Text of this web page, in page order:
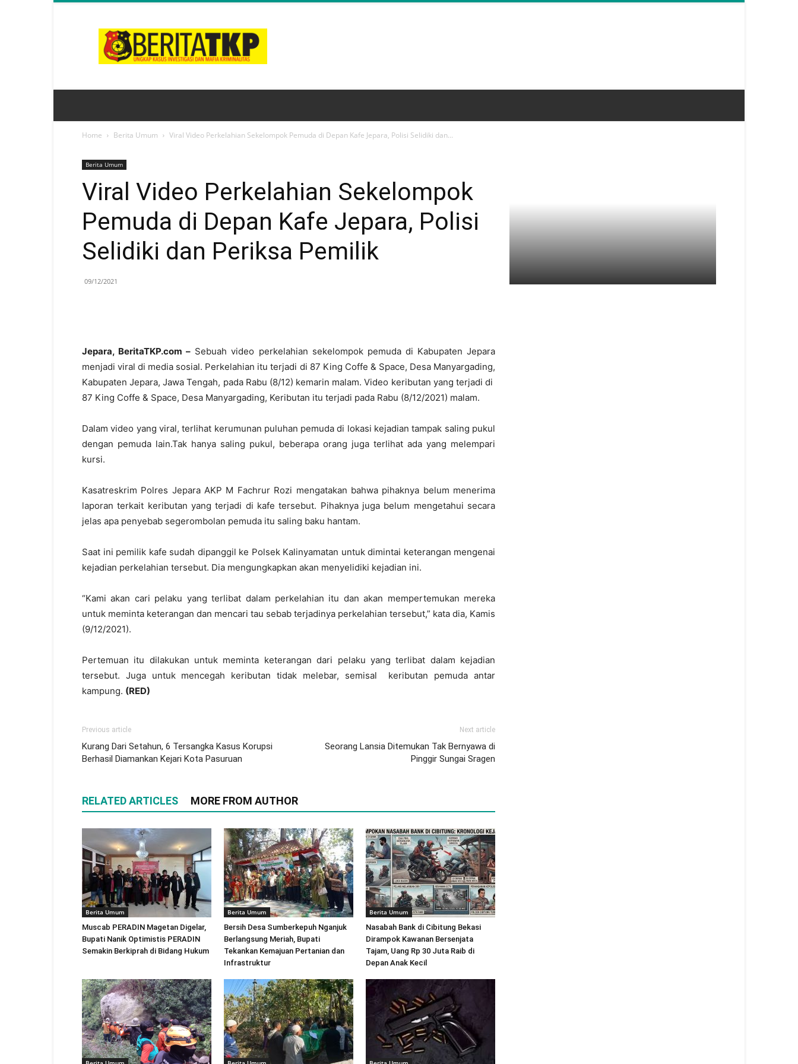
Home Berita Umum Viral Video Perkelahian Sekelompok Pemuda di Depan Kafe Jepara, Polisi Selidiki dan...
Berita Umum
Viral Video Perkelahian Sekelompok
Pemuda di Depan Kafe Jepara, Polisi
Selidiki dan Periksa Pemilik
09/12/2021
Jepara, BeritaTKP.com – Sebuah video perkelahian sekelompok pemuda di Kabupaten Jepara
menjadi viral di media sosial. Perkelahian itu terjadi di 87 King Coffe & Space, Desa Manyargading,
Kabupaten Jepara, Jawa Tengah, pada Rabu (8/12) kemarin malam. Video keributan yang terjadi di
87 King Coffe & Space, Desa Manyargading, Keributan itu terjadi pada Rabu (8/12/2021) malam.
Dalam video yang viral, terlihat kerumunan puluhan pemuda di lokasi kejadian tampak saling pukul
dengan pemuda lain.Tak hanya saling pukul, beberapa orang juga terlihat ada yang melempari
kursi.
Kasatreskrim Polres Jepara AKP M Fachrur Rozi mengatakan bahwa pihaknya belum menerima
laporan terkait keributan yang terjadi di kafe tersebut. Pihaknya juga belum mengetahui secara
jelas apa penyebab segerombolan pemuda itu saling baku hantam.
Saat ini pemilik kafe sudah dipanggil ke Polsek Kalinyamatan untuk dimintai keterangan mengenai
kejadian perkelahian tersebut. Dia mengungkapkan akan menyelidiki kejadian ini.
“Kami akan cari pelaku yang terlibat dalam perkelahian itu dan akan mempertemukan mereka
untuk meminta keterangan dan mencari tau sebab terjadinya perkelahian tersebut,” kata dia, Kamis
(9/12/2021).
Pertemuan itu dilakukan untuk meminta keterangan dari pelaku yang terlibat dalam kejadian
tersebut. Juga untuk mencegah keributan tidak melebar, semisal keributan pemuda antar
kampung. (RED)
Previous article
Kurang Dari Setahun, 6 Tersangka Kasus Korupsi
Berhasil Diamankan Kejari Kota Pasuruan
Next article
Seorang Lansia Ditemukan Tak Bernyawa di
Pinggir Sungai Sragen
RELATED ARTICLES MORE FROM AUTHOR
Berita Umum
Muscab PERADIN Magetan Digelar,
Bupati Nanik Optimistis PERADIN
Semakin Berkiprah di Bidang Hukum
Berita Umum
Bersih Desa Sumberkepuh Nganjuk
Berlangsung Meriah, Bupati
Tekankan Kemajuan Pertanian dan
Infrastruktur
Berita Umum
Nasabah Bank di Cibitung Bekasi
Dirampok Kawanan Bersenjata
Tajam, Uang Rp 30 Juta Raib di
Depan Anak Kecil